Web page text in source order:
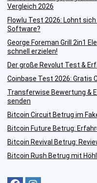
Vergleich 2026
Flowlu Test 2026: Lohnt
Software?
George Foreman Grill 2in1
schnell erzielen!
Der große Revolut Test &
Coinbase Test 2026: Gratis
Transferwise Bewertung &
senden
Bitcoin Circuit Betrug im
Bitcoin Future Betrug:
Bitcoin Revival Betrug:
Bitcoin Rush Betrug mit